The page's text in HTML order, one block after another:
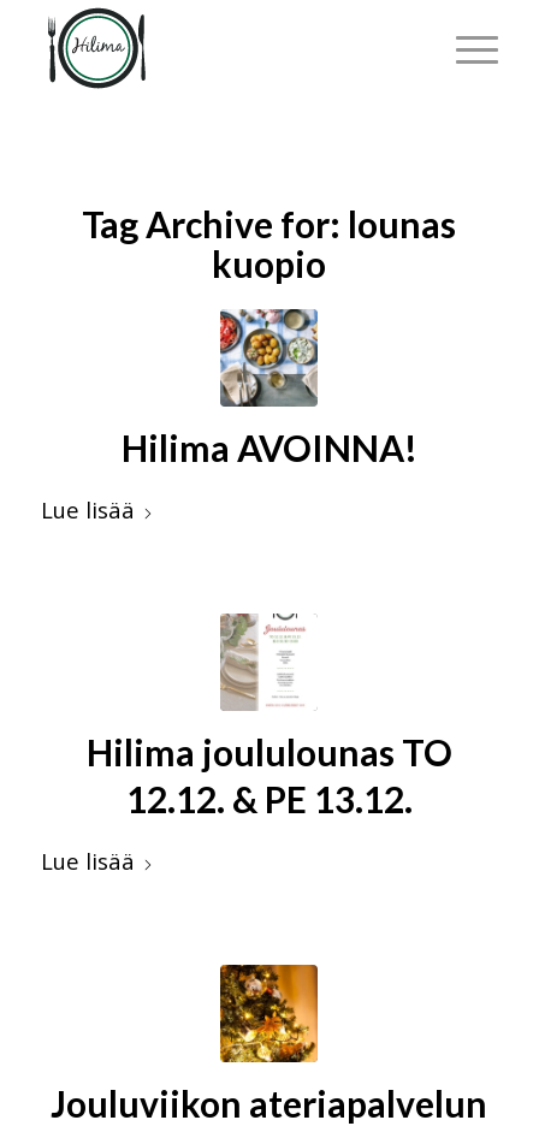
Tag Archive for: lounas
kuopio
Hilima AVOINNA!
Lue lisää
Hilima joululounas TO
12.12. & PE 13.12.
Lue lisää
Jouluviikon ateriapalvelun